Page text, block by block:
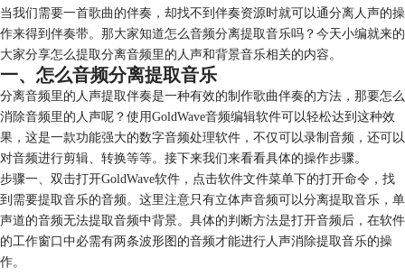
当我们需要一首歌曲的伴奏，却找不到伴奏资源时就可以通分离人声的操
作来得到伴奏带。那大家知道怎么音频分离提取音乐吗？今天小编就来的
大家分享怎么提取分离音频里的人声和背景音乐相关的内容。
一、怎么音频分离提取音乐
分离音频里的人声提取伴奏是一种有效的制作歌曲伴奏的方法，那要怎么
消除音频里的人声呢？使用GoldWave音频编辑软件可以轻松达到这种效
果，这是一款功能强大的数字音频处理软件，不仅可以录制音频，还可以
对音频进行剪辑、转换等等。接下来我们来看看具体的操作步骤。
步骤一、双击打开GoldWave软件，点击软件文件菜单下的打开命令，找
到需要提取音乐的音频。这里注意只有立体声音频可以分离提取音乐，单
声道的音频无法提取音频中背景。具体的判断方法是打开音频后，在软件
的工作窗口中必需有两条波形图的音频才能进行人声消除提取音乐的操
作。